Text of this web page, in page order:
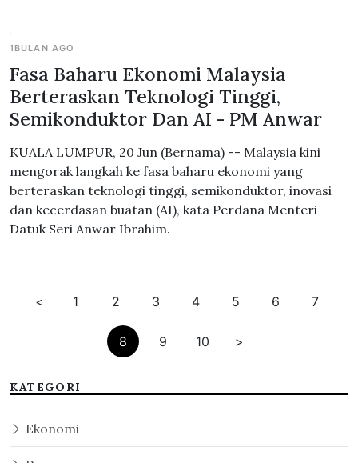
1BULAN AGO
Fasa Baharu Ekonomi Malaysia
Berteraskan Teknologi Tinggi,
Semikonduktor Dan AI - PM Anwar
KUALA LUMPUR, 20 Jun (Bernama) -- Malaysia kini
mengorak langkah ke fasa baharu ekonomi yang
berteraskan teknologi tinggi, semikonduktor, inovasi
dan kecerdasan buatan (AI), kata Perdana Menteri
Datuk Seri Anwar Ibrahim.
< 1 2 3 4 5 6 7
8 9 10 >
KATEGORI
Ekonomi